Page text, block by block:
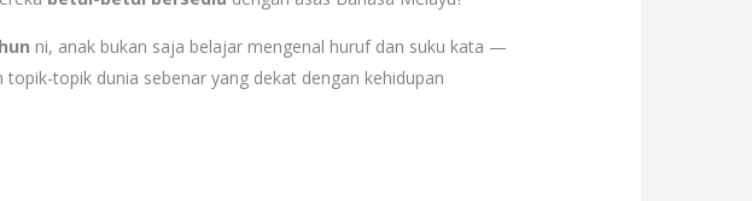
ni, anak bukan saja belajar mengenal huruf dan suku kata —
topik dunia sebenar yang dekat dengan kehidupan